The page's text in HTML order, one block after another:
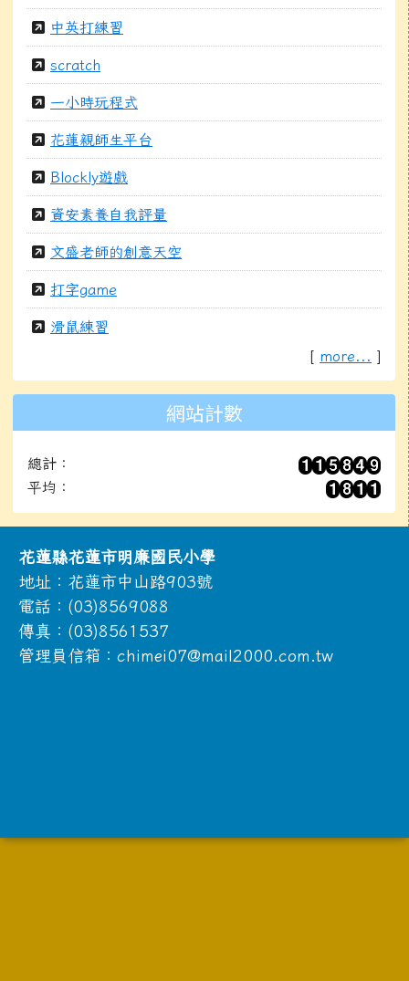
中英打練習
scratch
一小時玩程式
花蓮親師生平台
Blockly遊戲
資安素養自我評量
文盛老師的創意天空
打字game
滑鼠練習
[ more... ]
網站計數
總計：
平均：
頁尾區域內容
花蓮縣花蓮市明廉國民小學
地址：花蓮市中山路903號
電話：(03)8569088
傳真：(03)8561537
管理員信箱：chimei07@mail2000.com.tw